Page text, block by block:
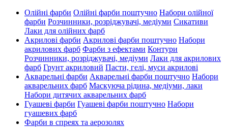
Олійні фарби Олійні фарби поштучно Набори олійної
фарби Розчинники, розріджувачі, медіуми Сикативи
Лаки для олійних фарб
Акрилові фарби Акрилові фарби поштучно Набори
акрилових фарб Фарби з ефектами Контури
Розчинники, розріджувачі, медіуми Лаки для акрилових
фарб Грунт акриловий Пасти, гелі, муси акрилові
Акварельні фарби Акварельні фарби поштучно Набори
акварельних фарб Маскуюча рідина, медіуми, лаки
Набори дитячих акварельних фарб
Гуашеві фарби Гуашеві фарби поштучно Набори
гуашевих фарб
Фарби в спреях та аерозолях